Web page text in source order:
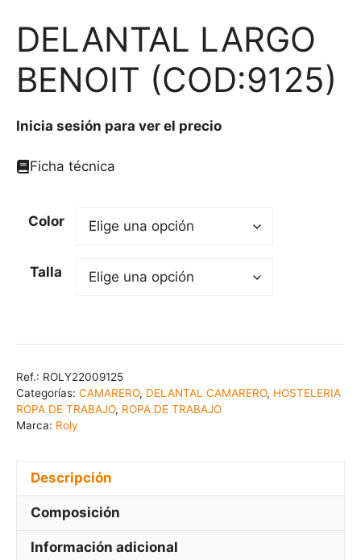
DELANTAL LARGO
BENOIT (COD:9125)
Inicia sesión para ver el precio
Ficha técnica
Color
Talla
Ref.: ROLY22009125
Categorías: CAMARERO, DELANTAL CAMARERO, HOSTELERIA
ROPA DE TRABAJO, ROPA DE TRABAJO
Marca: Roly
Descripción
Composición
Información adicional